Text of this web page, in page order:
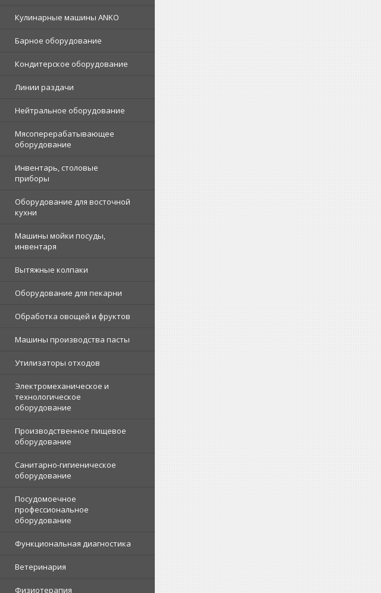
Кулинарные машины ANKO
Барное оборудование
Кондитерское оборудование
Линии раздачи
Нейтральное оборудование
Мясоперерабатывающее
оборудование
Инвентарь, столовые
приборы
Оборудование для восточной
кухни
Машины мойки посуды,
инвентаря
Вытяжные колпаки
Оборудование для пекарни
Обработка овощей и фруктов
Машины производства пасты
Утилизаторы отходов
Электромеханическое и
технологическое
оборудование
Производственное пищевое
оборудование
Санитарно-гигиеническое
оборудование
Посудомоечное
профессиональное
оборудование
Функциональная диагностика
Ветеринария
Физиотерапия